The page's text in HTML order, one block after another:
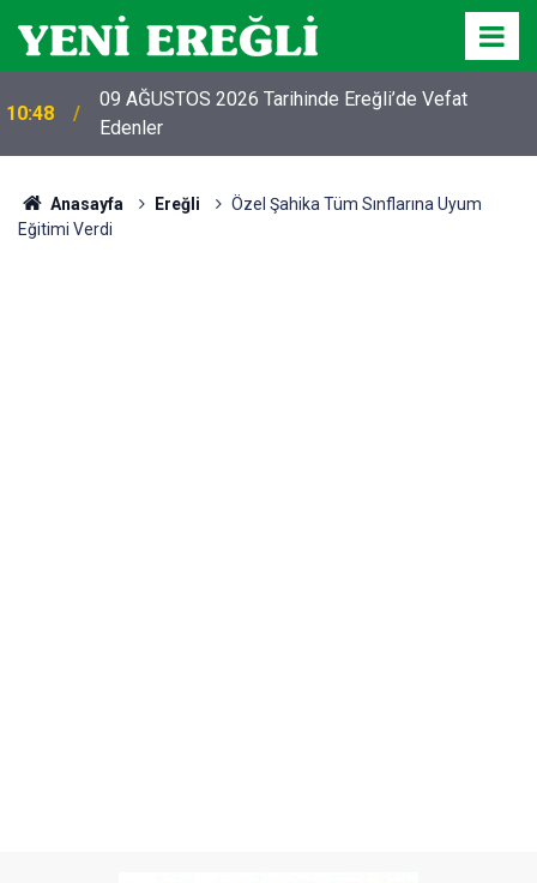
10:48
09 AĞUSTOS 2026 Tarihinde Ereğli’de Vefat
Edenler
Anasayfa Ereğli
Özel Şahika Tüm Sınflarına Uyum
Eğitimi Verdi